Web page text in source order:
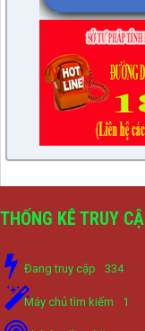
THỐNG KÊ TRUY
Đang truy cập 334
Máy chủ tìm kiếm 1